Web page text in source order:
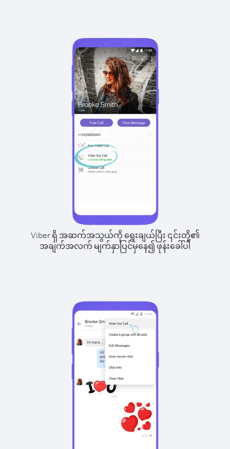
Viber ရှိ အဆက်အသွယ်ကို ရွေးချယ်ပြီး ၎င်းတို့၏
အချက်အလက် မျက်နှာပြင်မှနေ၍ ဖုန်းခေါ်ပါ